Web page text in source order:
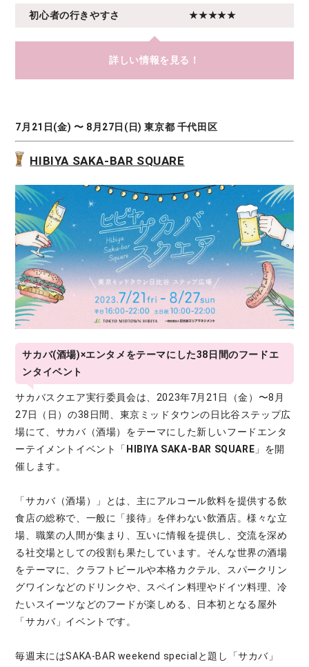
初心者の行きやすさ ★★★★★
詳しい情報を見る！
7月21日(金) 〜 8月27日(日) 東京都 千代田区
HIBIYA SAKA-BAR SQUARE
サカバ(酒場)×エンタメをテーマにした38日間のフードエ
ンタイベント
サカバスクエア実行委員会は、2023年7月21日（金）〜8月
27日（日）の38日間、東京ミッドタウンの日比谷ステップ広
場にて、サカバ（酒場）をテーマにした新しいフードエンタ
ーテイメントイベント「 HIBIYA SAKA-BAR SQUARE 」を開
催します。
「サカバ（酒場）」とは、主にアルコール飲料を提供する飲
食店の総称で、一般に「接待」を伴わない飲酒店。様々な立
場、職業の人間が集まり、互いに情報を提供し、交流を深め
る社交場としての役割も果たしています。そんな世界の酒場
をテーマに、クラフトビールや本格カクテル、スパークリン
グワインなどのドリンクや、スペイン料理やドイツ料理、冷
たいスイーツなどのフードが楽しめる、日本初となる屋外
「サカバ」イベントです。
毎週末にはSAKA-BAR weekend specialと題し「サカバ」